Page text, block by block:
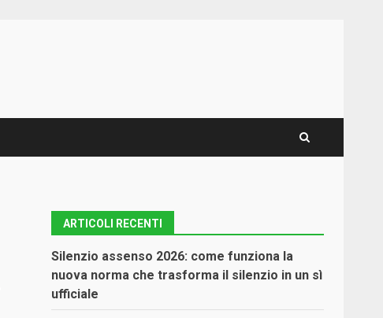
ARTICOLI RECENTI
Silenzio assenso 2026: come funziona la
nuova norma che trasforma il silenzio in un sì
ufficiale